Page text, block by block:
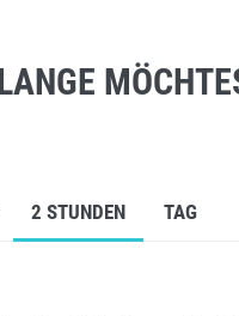
2 STUNDEN TAG